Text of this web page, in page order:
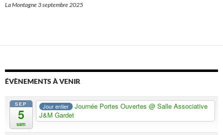
La Montagne 3 septembre 2025
ÉVÈNEMENTS À VENIR
SEP
5
sam
Jour entier Journée Portes Ouvertes@ Salle Associative
J&M Gardet